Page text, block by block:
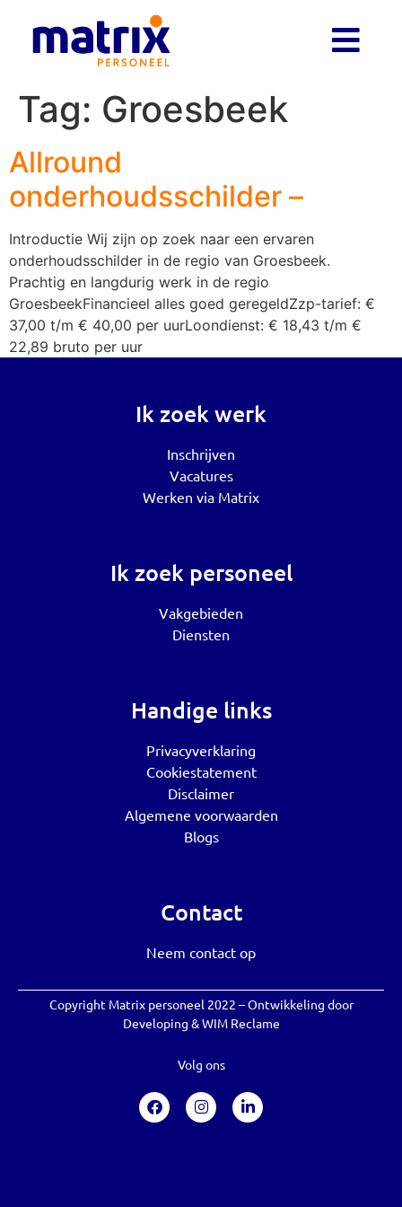
Tag: Groesbeek
Allround
onderhoudsschilder –
Introductie Wij zijn op zoek naar een ervaren
onderhoudsschilder in de regio van Groesbeek.
Prachtig en langdurig werk in de regio
GroesbeekFinancieel alles goed geregeldZzp-tarief: €
37,00 t/m € 40,00 per uurLoondienst: € 18,43 t/m €
22,89 bruto per uur
Ik zoek werk
Inschrijven
Vacatures
Werken via Matrix
Ik zoek personeel
Vakgebieden
Diensten
Handige links
Privacyverklaring
Cookiestatement
Disclaimer
Algemene voorwaarden
Blogs
Contact
Neem contact op
Copyright Matrix personeel 2022 – Ontwikkeling door
Developing &WIM Reclame
Volg ons